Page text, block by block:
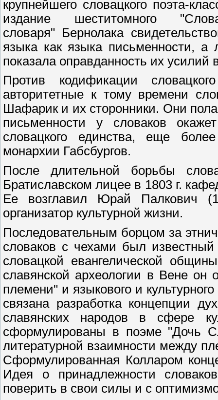
крупнейшего словацкого поэта-
издание шеститомного
словаря" Бернолака
языка как языка письменности, а
показала оправданность их
Против кодификации
авторитетные к тому времени
Шафарик и их сторонники. Они
письменности у словаков
словацкого единства, еще
монархии Габсбургов.
После длительной борьбы
Братиславском лицее в 1803 г.
Ее возглавил Юрай Палкович
организатор культурной жизни.
Последовательным борцом за
словаков с чехами был
словацкой евангелической
славянской археологии в Вене он
племени" и языкового и
связана разработка концепции
славянских народов в сфере
сформулированы в поэме "Дочь
литературной взаимности между
Сформулированная Колларом
Идея о принадлежности
поверить в свои силы и с